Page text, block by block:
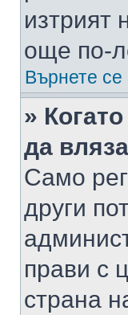
изтрият
още по-
Върнете се
»
да
Само
други
прави с
страна